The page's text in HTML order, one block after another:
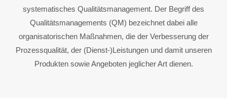
systematisches Qualitätsmanagement. Der Begriff des
Qualitätsmanagements (QM) bezeichnet dabei alle
organisatorischen Maßnahmen, die der Verbesserung der
Prozessqualität, der (Dienst-)Leistungen und damit unseren
Produkten sowie Angeboten jeglicher Art dienen.